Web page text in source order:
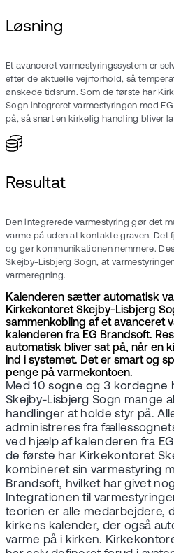
Løsning
Et avanceret varmestyringssystem er
efter de aktuelle vejrforhold, så
ønskede tidsrum. Som de første har
Sogn integreret varmestyringen med
på, så snart en kirkelig handling bliver
Resultat
Den integrerede varmestyring gør det
varme på uden at kontakte graven. Det
og gør kommunikationen nemmere.
Skejby-Lisbjerg Sogn, at
varmeregning.
Kalenderen sætter automatisk
Kirkekontoret Skejby-Lisbjerg
sammenkobling af et avanceret
kalenderen fra EG Brandsoft.
automatisk bliver sat på, når en
ind i systemet. Det er smart og
penge på varmekontoen.
Med 10 sogne og 3 kordegne
Skejby-Lisbjerg Sogn mange
handlinger at holde styr på.
administreres fra
ved hjælp af kalenderen fra
de første har Kirkekontoret
kombineret sin varmestyring
Brandsoft, hvilket har givet
Integrationen til
teorien er alle medarbejdere,
kirkens kalender, der også
varme på i kirken.